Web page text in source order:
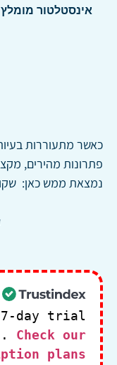
אינסטלטור
כאשר מתעוררות
פתרונות מהירים,
נמצאת ממש כאן:
7-day trial
Check our
plans! >>